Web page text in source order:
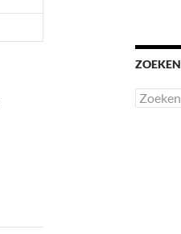
ZOEKEN
Zoeken
naar: